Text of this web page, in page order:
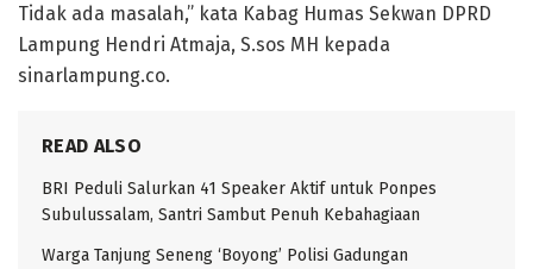
Tidak ada masalah,” kata Kabag Humas Sekwan DPRD
Lampung Hendri Atmaja, S.sos MH kepada
sinarlampung.co.
READ ALSO
BRI Peduli Salurkan 41 Speaker Aktif untuk Ponpes
Subulussalam, Santri Sambut Penuh Kebahagiaan
Warga Tanjung Seneng ‘Boyong’ Polisi Gadungan